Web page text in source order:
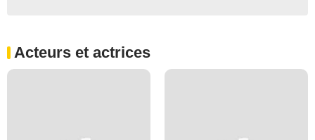
Acteurs et actrices